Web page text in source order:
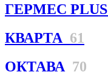
ГЕРМЕС PLUS
КВАРТА 61
ОКТАВА 70